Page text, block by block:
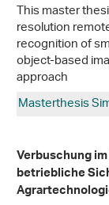
This master
resolution
recognition of
object-based
approach
Masterthesis
Verbuschung
betriebliche